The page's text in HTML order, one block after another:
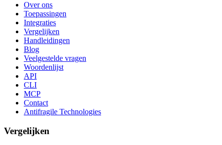
Over ons
Toepassingen
Integraties
Vergelijken
Handleidingen
Blog
Veelgestelde vragen
Woordenlijst
API
CLI
MCP
Contact
Antifragile Technologies
Vergelijken